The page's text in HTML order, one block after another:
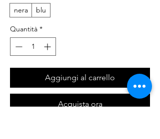
nera
blu
Quantità *
Aggiungi al carrello
Acquista ora